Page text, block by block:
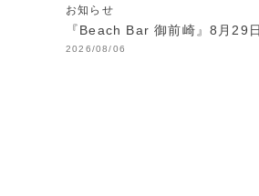
『Beach Bar 御前崎』8月29
お知らせ
2026/08/06